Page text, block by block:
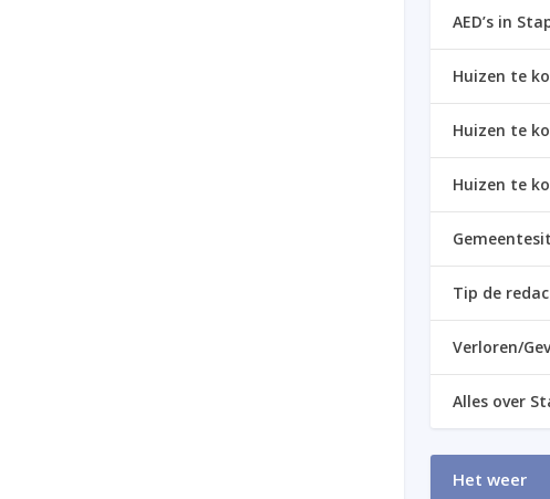
AED’s in
Huizen te
Huizen te
Huizen te
Tip de
Verloren/
Alles over
Het weer